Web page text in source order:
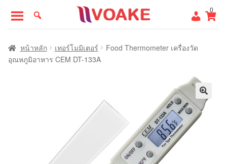
to
navigation
to
content
0
หน้าแรก
หน้าหลัก เทอร์โมมิเตอร์
Food Thermometer เครื่องวัด
อุณหภูมิอาหาร CEM DT-133A